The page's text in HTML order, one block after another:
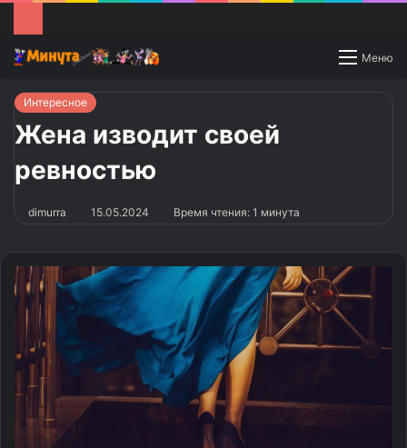
Меню
Switch
Интересное
Жена изводит своей
ревностью
dimurra 15.05.2024 Время чтения: 1 минута